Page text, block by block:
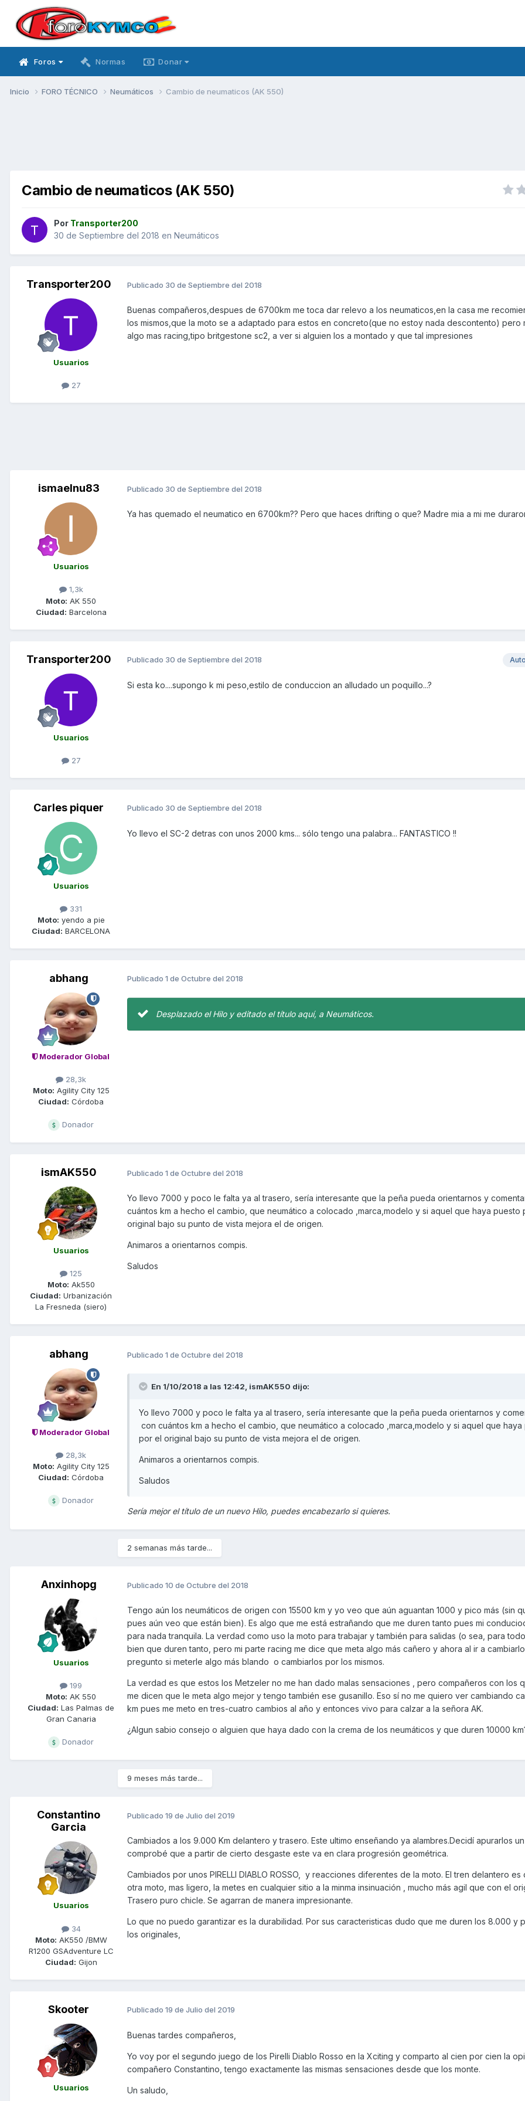
Foros Normas Donar
Inicio FORO TÉCNICO Neumáticos Cambio de neumaticos (AK 550)
Cambio de neumaticos (AK 550)
Por Transporter200
30 de Septiembre del 2018 en Neumáticos
Transporter200
Usuarios
27
Publicado 30 de Septiembre del 2018
Buenas compañeros,despues de 6700km me toca dar relevo a los neumaticos,en la casa me
los mismos,que la moto se a adaptado para estos en concreto(que no estoy nada descontento) pero
algo mas racing,tipo britgestone sc2, a ver si alguien los a montado y que tal impresiones
ismaelnu83
Usuarios
1,3k
Moto: AK 550
Ciudad: Barcelona
Publicado 30 de Septiembre del 2018
Ya has quemado el neumatico en 6700km?? Pero que haces drifting o que? Madre mia a mi me
Transporter200
Usuarios
27
Publicado 30 de Septiembre del 2018
Si esta ko....supongo k mi peso,estilo de conduccion an alludado un poquillo...?
Carles piquer
Usuarios
331
Moto: yendo a pie
Ciudad: BARCELONA
Publicado 30 de Septiembre del 2018
Yo llevo el SC-2 detras con unos 2000 kms... sólo tengo una palabra... FANTASTICO !!
abhang
Moderador Global
28,3k
Moto: Agility City 125
Ciudad: Córdoba
Donador
Publicado 1 de Octubre del 2018
Desplazado el Hilo y editado el título aquí, a Neumáticos.
ismAK550
Usuarios
125
Moto: Ak550
Ciudad: Urbanización
La Fresneda (siero)
Publicado 1 de Octubre del 2018
Yo llevo 7000 y poco le falta ya al trasero, sería interesante que la peña pueda orientarnos y
cuántos km a hecho el cambio, que neumático a colocado ,marca,modelo y si aquel que haya puesto
original bajo su punto de vista mejora el de origen.
Animaros a orientarnos compis.
Saludos
abhang
Moderador Global
28,3k
Moto: Agility City 125
Ciudad: Córdoba
Donador
Publicado 1 de Octubre del 2018
En 1/10/2018 a las 12:42, ismAK550 dijo:
Yo llevo 7000 y poco le falta ya al trasero, sería interesante que la peña pueda orientarnos y
con cuántos km a hecho el cambio, que neumático a colocado ,marca,modelo y si aquel que haya
por el original bajo su punto de vista mejora el de origen.
Animaros a orientarnos compis.
Saludos
Sería mejor el título de un nuevo Hilo, puedes encabezarlo si quieres.
2 semanas más tarde...
Anxinhopg
Usuarios
199
Moto: AK 550
Ciudad: Las Palmas de
Gran Canaria
Donador
Publicado 10 de Octubre del 2018
Tengo aún los neumáticos de origen con 15500 km y yo veo que aún aguantan 1000 y pico más (sin
pues aún veo que están bien). Es algo que me está estrañando que me duren tanto pues mi
para nada tranquila. La verdad como uso la moto para trabajar y también para salidas (o sea, para
bien que duren tanto, pero mi parte racing me dice que meta algo más cañero y ahora al ir a
pregunto si meterle algo más blando o cambiarlos por los mismos.
La verdad es que estos los Metzeler no me han dado malas sensaciones , pero compañeros con los
me dicen que le meta algo mejor y tengo también ese gusanillo. Eso sí no me quiero ver cambiando
km pues me meto en tres-cuatro cambios al año y entonces vivo para calzar a la señora AK.
¿Algun sabio consejo o alguien que haya dado con la crema de los neumáticos y que duren 10000
9 meses más tarde...
Constantino
Garcia
Usuarios
34
Moto: AK550 /BMW
R1200 GSAdventure LC
Ciudad: Gijon
Publicado 19 de Julio del 2019
Cambiados a los 9.000 Km delantero y trasero. Este ultimo enseñando ya alambres.Decidí apurarlos
comprobé que a partir de cierto desgaste este va en clara progresión geométrica.
Cambiados por unos PIRELLI DIABLO ROSSO, y reacciones diferentes de la moto. El tren delantero es
otra moto, mas ligero, la metes en cualquier sitio a la minma insinuación , mucho más agil que con el
Trasero puro chicle. Se agarran de manera impresionante.
Lo que no puedo garantizar es la durabilidad. Por sus caracteristicas dudo que me duren los 8.000 y
los originales,
Skooter
Usuarios
Publicado 19 de Julio del 2019
Buenas tardes compañeros,
Yo voy por el segundo juego de los Pirelli Diablo Rosso en la Xciting y comparto al cien por cien la
compañero Constantino, tengo exactamente las mismas sensaciones desde que los monte.
Un saludo,